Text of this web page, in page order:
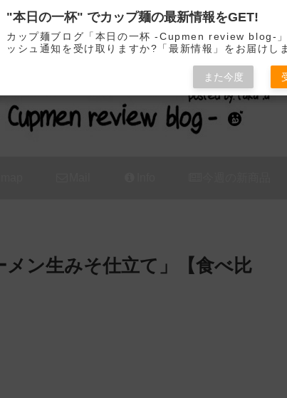
カップ麺の新商品をレビュー / アレンジするブログ
ン生みそ仕立て」【食べ比
"本日の一杯" でカップ麺の最新情報をGET!
カップ麺ブログ「本日の一杯 -Cupmen review blog-
ッシュ通知を受け取りますか?「最新情報」をお届けし
また今度